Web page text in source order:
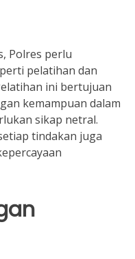
Polres perlu
pelatihan dan
ini bertujuan
kemampuan dalam
sikap netral.
tindakan juga